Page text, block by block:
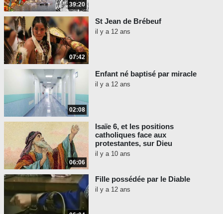
39:20
07:42
St Jean de Brébeuf
il y a 12 ans
02:08
Enfant né baptisé par miracle
il y a 12 ans
06:06
Isaïe 6, et les positions
catholiques face aux
protestantes, sur Dieu
il y a 10 ans
Fille possédée par le Diable
il y a 12 ans